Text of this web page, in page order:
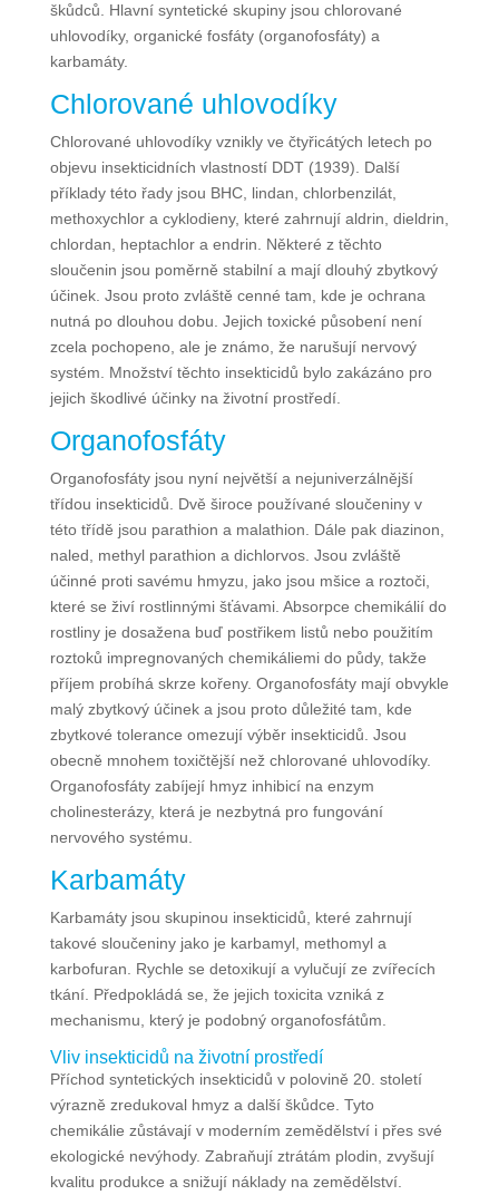
škůdců. Hlavní syntetické skupiny jsou chlorované
uhlovodíky, organické fosfáty (organofosfáty) a
karbamáty.
Chlorované uhlovodíky
Chlorované uhlovodíky vznikly ve čtyřicátých letech po
objevu insekticidních vlastností DDT (1939). Další
příklady této řady jsou BHC, lindan, chlorbenzilát,
methoxychlor a cyklodieny, které zahrnují aldrin, dieldrin,
chlordan, heptachlor a endrin. Některé z těchto
sloučenin jsou poměrně stabilní a mají dlouhý zbytkový
účinek. Jsou proto zvláště cenné tam, kde je ochrana
nutná po dlouhou dobu. Jejich toxické působení není
zcela pochopeno, ale je známo, že narušují nervový
systém. Množství těchto insekticidů bylo zakázáno pro
jejich škodlivé účinky na životní prostředí.
Organofosfáty
Organofosfáty jsou nyní největší a nejuniverzálnější
třídou insekticidů. Dvě široce používané sloučeniny v
této třídě jsou parathion a malathion. Dále pak diazinon,
naled, methyl parathion a dichlorvos. Jsou zvláště
účinné proti savému hmyzu, jako jsou mšice a roztoči,
které se živí rostlinnými šťávami. Absorpce chemikálií do
rostliny je dosažena buď postřikem listů nebo použitím
roztoků impregnovaných chemikáliemi do půdy, takže
příjem probíhá skrze kořeny. Organofosfáty mají obvykle
malý zbytkový účinek a jsou proto důležité tam, kde
zbytkové tolerance omezují výběr insekticidů. Jsou
obecně mnohem toxičtější než chlorované uhlovodíky.
Organofosfáty zabíjejí hmyz inhibicí na enzym
cholinesterázy, která je nezbytná pro fungování
nervového systému.
Karbamáty
Karbamáty jsou skupinou insekticidů, které zahrnují
takové sloučeniny jako je karbamyl, methomyl a
karbofuran. Rychle se detoxikují a vylučují ze zvířecích
tkání. Předpokládá se, že jejich toxicita vzniká z
mechanismu, který je podobný organofosfátům.
Vliv insekticidů na životní prostředí
Příchod syntetických insekticidů v polovině 20. století
výrazně zredukoval hmyz a další škůdce. Tyto
chemikálie zůstávají v moderním zemědělství i přes své
ekologické nevýhody. Zabraňují ztrátám plodin, zvyšují
kvalitu produkce a snižují náklady na zemědělství.